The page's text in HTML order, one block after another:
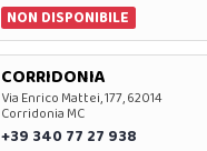
NON DISPONIBILE
CORRIDONIA
Via Enrico Mattei, 177, 62014
Corridonia MC
+39 340 77 27 938